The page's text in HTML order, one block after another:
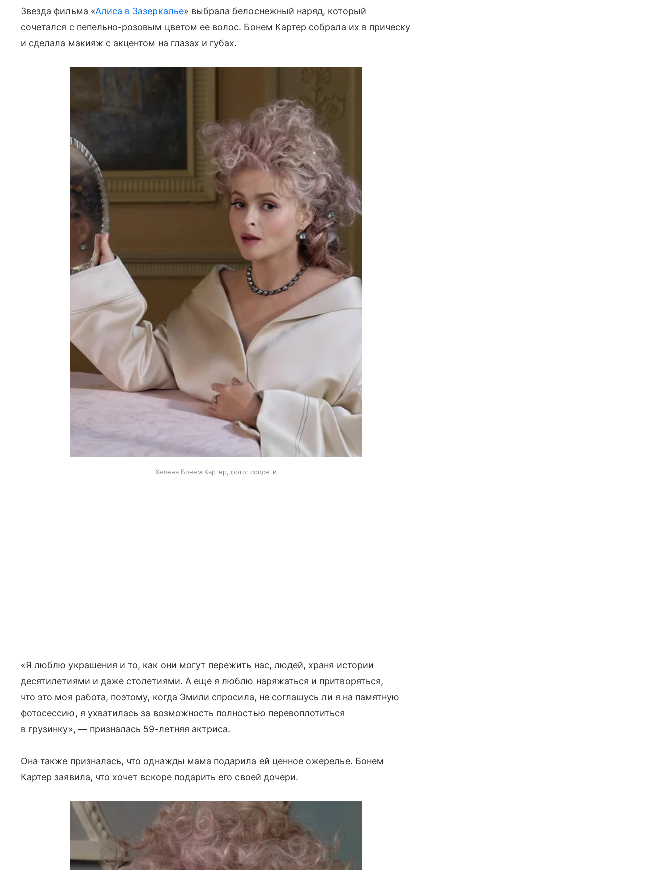
Звезда фильма «Алиса в Зазеркалье» выбрала белоснежный наряд, который
сочетался с пепельно-розовым цветом ее волос. Бонем Картер собрала их в прическу
и сделала макияж с акцентом на глазах и губах.
Хелена Бонем Картер, фото: соцсети
«Я люблю украшения и то, как они могут пережить нас, людей, храня истории
десятилетиями и даже столетиями. А еще я люблю наряжаться и притворяться,
что это моя работа, поэтому, когда Эмили спросила, не соглашусь ли я на памятную
фотосессию, я ухватилась за возможность полностью перевоплотиться
в грузинку», — призналась 59-летняя актриса.
Она также призналась, что однажды мама подарила ей ценное ожерелье. Бонем
Картер заявила, что хочет вскоре подарить его своей дочери.